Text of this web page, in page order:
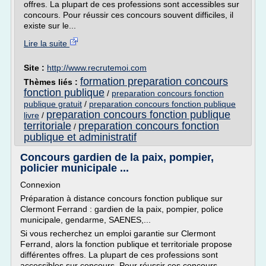
offres. La plupart de ces professions sont accessibles sur
concours. Pour réussir ces concours souvent difficiles, il
existe sur le...
Lire la suite
Site : http://www.recrutemoi.com
Thèmes liés : formation preparation concours
fonction publique / preparation concours fonction
publique gratuit / preparation concours fonction publique
livre / preparation concours fonction publique
territoriale / preparation concours fonction
publique et administratif
Concours gardien de la paix, pompier,
policier municipale ...
Connexion
Préparation à distance concours fonction publique sur
Clermont Ferrand : gardien de la paix, pompier, police
municipale, gendarme, SAENES,...
Si vous recherchez un emploi garantie sur Clermont
Ferrand, alors la fonction publique et territoriale propose
différentes offres. La plupart de ces professions sont